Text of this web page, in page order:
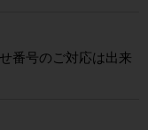
番号のご対応は出来